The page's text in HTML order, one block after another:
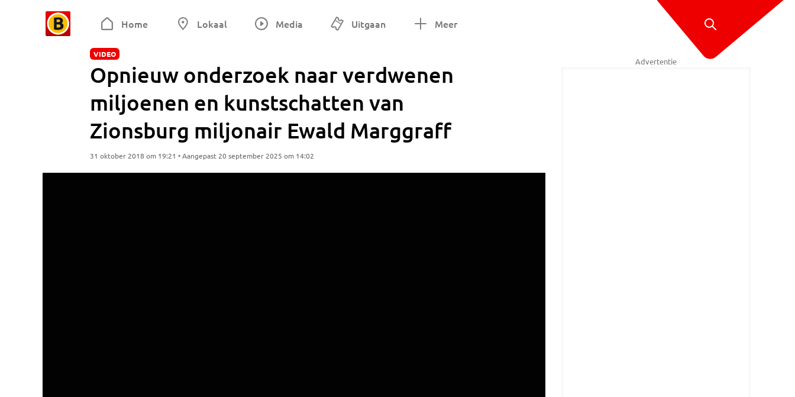
Home Lokaal Media Uitgaan Meer
VIDEO
Opnieuw onderzoek naar verdwenen
miljoenen en kunstschatten van
Zionsburg miljonair Ewald Marggraff
31 oktober 2018 om 19:21 • Aangepast 20 september 2025 om 14:02
Advertentie